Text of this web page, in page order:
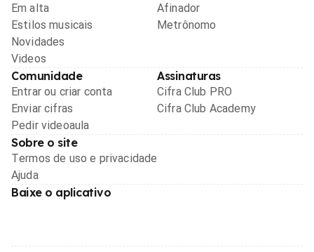
Em alta
Estilos musicais
Novidades
Videos
Afinador
Metrônomo
Comunidade
Entrar ou criar conta
Enviar cifras
Pedir videoaula
Assinaturas
Cifra Club PRO
Cifra Club Academy
Sobre o site
Termos de uso e privacidade
Ajuda
Baixe o aplicativo